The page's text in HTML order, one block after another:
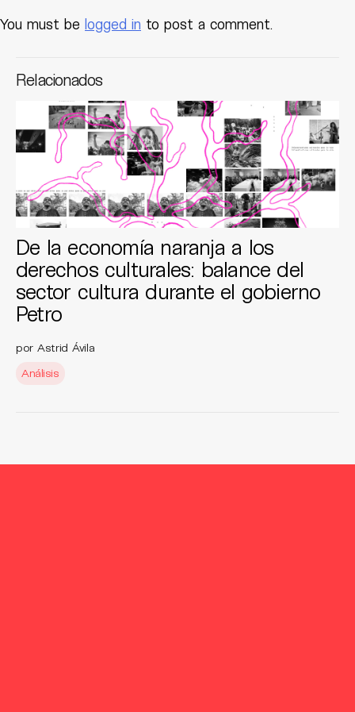
You must be logged in to post a comment.
Relacionados
De la economía naranja a los
derechos culturales: balance del
sector cultura durante el gobierno
Petro
por Astrid Ávila
Análisis